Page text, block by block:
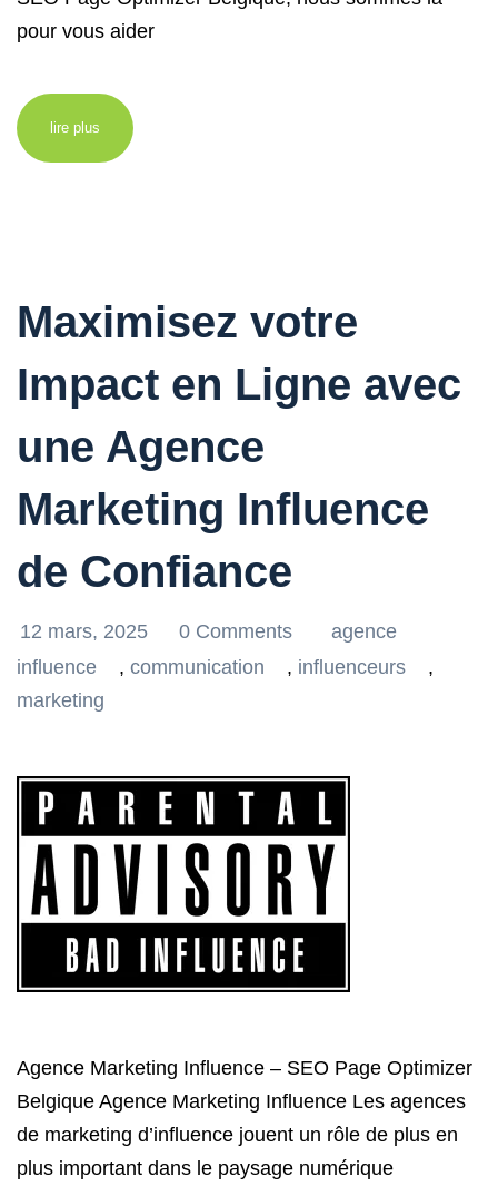
pour vous aider
lire plus
Maximisez votre
Impact en Ligne avec
une Agence
Marketing Influence
de Confiance
12 mars, 2025 0 Comments
agence
influence
, communication , influenceurs
,
marketing
Agence Marketing Influence – SEO Page Optimizer
Belgique Agence Marketing Influence Les agences
de marketing d’influence jouent un rôle de plus en
plus important dans le paysage numérique